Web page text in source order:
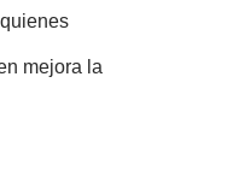
mejora la